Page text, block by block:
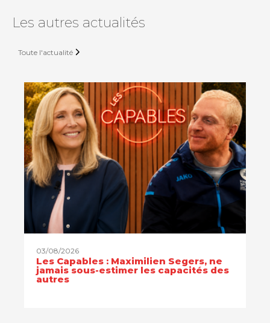
Les autres actualités
Toute l'actualité
03/08/2026
Les Capables : Maximilien Segers, ne
jamais sous-estimer les capacités des
autres